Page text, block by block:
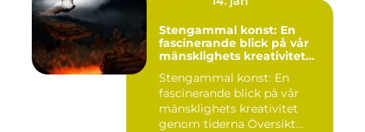
Stengammal konst: En
fascinerande blick på vår
mänsklighets kreativitet
Stengammal konst: En
fascinerande blick på vår
mänsklighets kreativitet
genom tiderna Översikt